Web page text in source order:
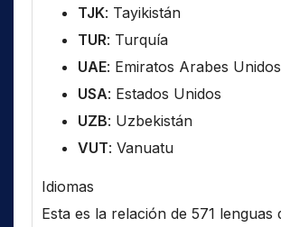
TJK: Tayikistán
TUR: Turquía
UAE: Emiratos Arabes Unidos
USA: Estados Unidos
UZB: Uzbekistán
VUT: Vanuatu
Idiomas
Esta es la relación de 571 lenguas